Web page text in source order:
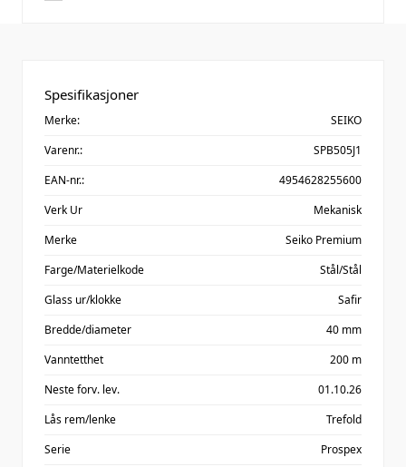
Spesifikasjoner
Merke:
SEIKO
Varenr.:
SPB505J1
EAN-nr.:
4954628255600
Verk Ur
Mekanisk
Merke
Seiko Premium
Farge/Materielkode
Stål/Stål
Glass ur/klokke
Safir
Bredde/diameter
40 mm
Vanntetthet
200 m
Neste forv. lev.
01.10.26
Lås rem/lenke
Trefold
Serie
Prospex